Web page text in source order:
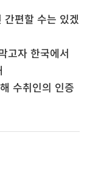
편할 수는 있겠
고자 한국에서
수취인의 인증